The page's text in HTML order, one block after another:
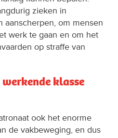
zieken in
aanscherpen, om mensen
werk te gaan en om het
op straffe van
werkende klasse
ook het enorme
de vakbeweging, en dus